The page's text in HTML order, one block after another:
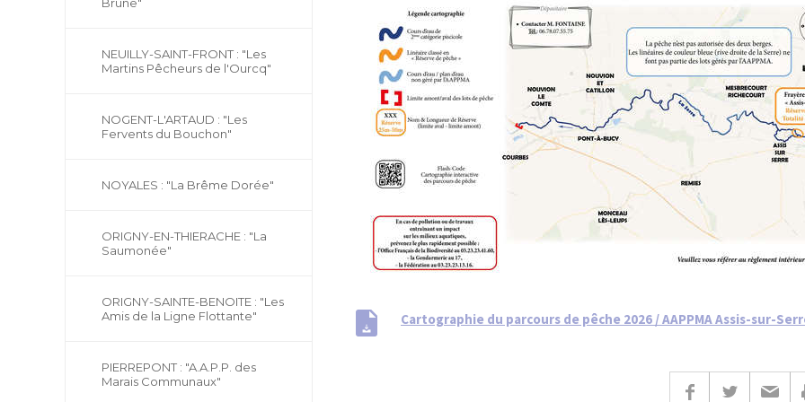
NEUILLY-SAINT-FRONT : "Les
Martins Pêcheurs de l'Ourcq"
NOGENT-L'ARTAUD : "Les
Fervents du Bouchon"
NOYALES : "La Brême Dorée"
ORIGNY-EN-THIERACHE : "La
Saumonée"
ORIGNY-SAINTE-BENOITE : "Les
Amis de la Ligne Flottante"
PIERREPONT : "A.A.P.P. des
Marais Communaux"
Cartographie du parcours de pêche 2026 / AAPPMA Assis-sur-